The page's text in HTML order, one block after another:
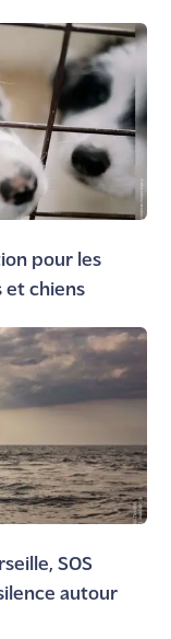
pour les
et chiens
SOS
autour